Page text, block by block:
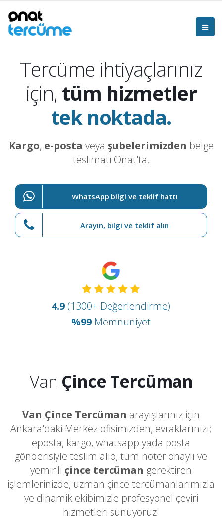
Tercüme ihtiyaçlarınız
için, tüm hizmetler
tek noktada.
Kargo, e-posta veya şubelerimizden belge
teslimatı Onat'ta.
WhatsApp bilgi ve teklif hattı
Arayın, bilgi ve teklif alın
4.9 (1300+ Değerlendirme)
%99 Memnuniyet
Van Çince Tercüman
Van Çince Tercüman arayışlarınız için
Ankara'daki Merkez ofisimizden, evraklarınızı;
eposta, kargo, whatsapp yada posta
gönderisiyle teslim alıp, tüm noter onaylı ve
yeminli çince tercüman gerektiren
işlemlerinizde, uzman çince tercümanlarımızla
ve dinamik ekibimizle profesyonel çeviri
hizmetleri sunuyoruz.